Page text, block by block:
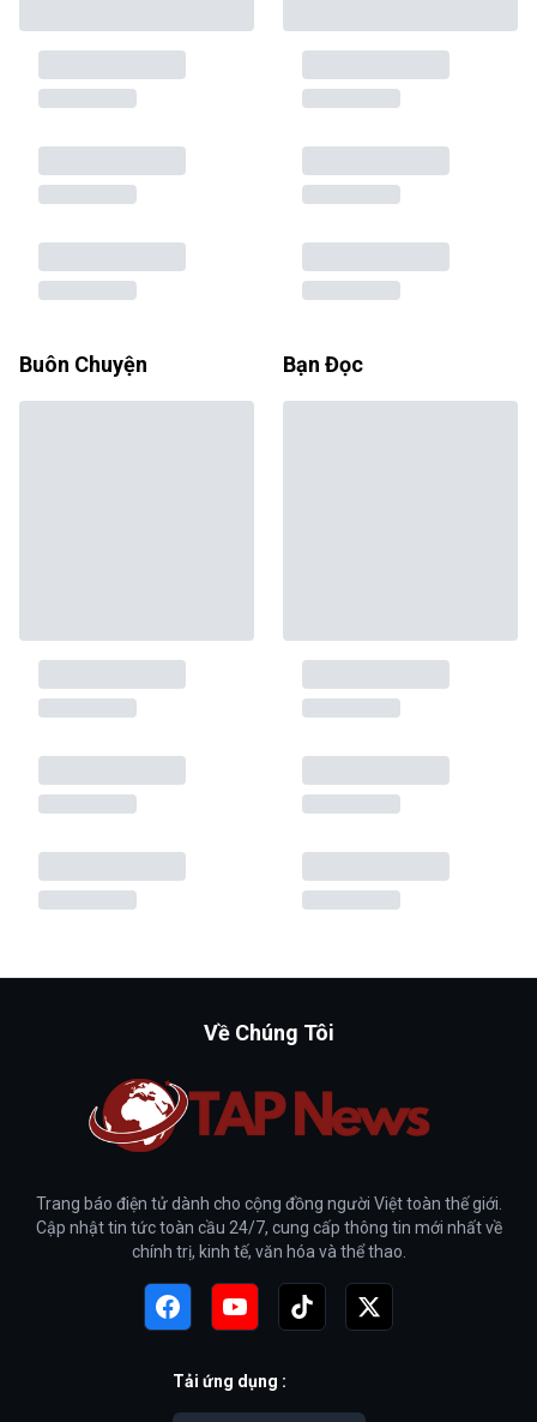
Buôn Chuyện Bạn Đọc
Về Chúng Tôi
Trang báo điện tử dành cho cộng đồng người Việt toàn thế giới.
Cập nhật tin tức toàn cầu 24/7, cung cấp thông tin mới nhất về
chính trị, kinh tế, văn hóa và thể thao.
Tải ứng dụng :